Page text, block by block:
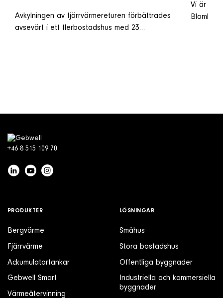
Avkylningen av fjärrvärmereturen förbättrades
avsevärt i ett flerbostadshus med 23…
Vi är
+46 8 515 109 70
PRODUKTER
Bergvärme
Fjärrvärme
Ackumulatortankar
Gebwell Smart
Värmeåtervinning
LÖSNINGAR
Småhus
Stora bostadshus
Offentliga byggnader
Industriella och kommersiella
byggnader